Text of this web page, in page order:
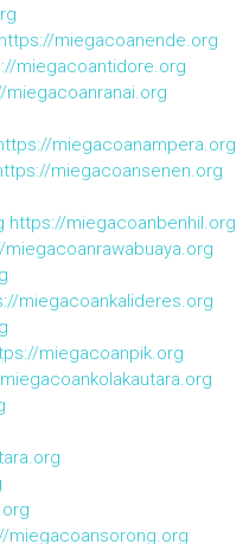
https://miegacoanende.org
miegacoantidore.org
miegacoanranai.org
miegacoanampera.org
miegacoansenen.org
https://miegacoanbenhil.org
miegacoankalideres.org
miegacoanpik.org
miegacoansorong.org